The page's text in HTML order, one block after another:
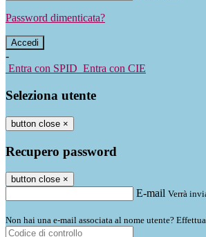
Password dimenticata?
-
Entra con SPID Entra con CIE
Seleziona utente
button close ×
Recupero password
button close ×
E-mail Verrà
Non hai una e-mail associata al nome utente?